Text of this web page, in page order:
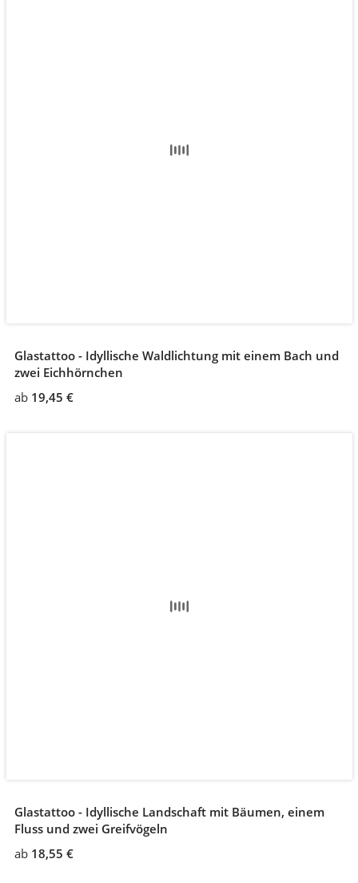
Glastattoo - Idyllische Waldlichtung mit einem Bach und
zwei Eichhörnchen
ab 19,45 €
Glastattoo - Idyllische Landschaft mit Bäumen, einem
Fluss und zwei Greifvögeln
ab 18,55 €